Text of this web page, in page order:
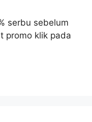
serbu sebelum
promo klik pada